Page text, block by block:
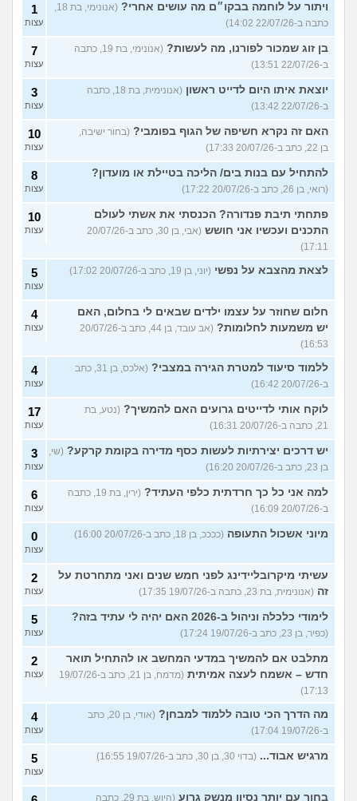
ויתור על לוחמה בבקו״ם מה עושים אחרי?
(אנונימי, בת 18,
כתבה ב-22/07/26 14:02)
1
עצות
בן זוג שמכור לפורנו, מה לעשות?
(אנונימי, בת 19, כתבה
ב-22/07/26 13:51)
7
עצות
יוצאת איתו היום לדייט ראשון
(אנונימית, בת 18, כתבה
ב-22/07/26 13:42)
3
עצות
האם זה נקרא חשיפה של הגוף בפומבי? (בחור ישיבה,
בן 22, כתב ב-20/07/26 17:33)
10
עצות
להתחיל עם בנות בים/ הליכה בטיילת או מועדון?
(רואי, בן 26, כתב ב-20/07/26 17:22)
8
עצות
פתחתי תיבת פנדורה? הכנסתי את אשתי לעולם
התכנים ועכשיו אני חושש
(אבי, בן 30, כתב ב-20/07/26
17:11)
10
עצות
לצאת מהצבא על נפשי (יוני, בן 19, כתב ב-20/07/26 17:02) 5
עצות
חלום שחוזר על עצמו ילדים שבאים לי בחלום, האם
יש משמעות לחלומות?
(אב עובד, בן 44, כתב ב-20/07/26
16:53)
4
עצות
ללמוד סיעוד למטרת הגירה במצבי?
(אלכס, בן 31, כתב
ב-20/07/26 16:42)
4
עצות
לוקח אותי לדייטים גרועים האם להמשיך? (נטע, בת
21, כתבה ב-20/07/26 16:31)
17
עצות
יש דרכים יצירתיות לעשות כסף מדירה בקומת קרקע? (שי,
בן 23, כתב ב-20/07/26 16:20)
3
עצות
למה אני כל כך חרדתית כלפי העתיד?
(ירין, בת 19, כתבה
ב-20/07/26 16:09)
6
עצות
מיוני אשכול התעופה (ככככ, בן 18, כתב ב-20/07/26 16:00) 0
עצות
עשיתי מיקרובליידינג לפני חמש שנים ואני מתחרטת על
זה (אנונימית, בת 23, כתבה ב-19/07/26 17:35)
2
עצות
לימודי כלכלה וניהול ב-2026 האם יהיה לי עתיד בזה?
(כפיר, בן 23, כתב ב-19/07/26 17:24)
5
עצות
מתלבט אם להמשיך במדעי המחשב או להתחיל תואר
חדש – אשמח לעצה אמיתית
(מדמח, בן 21, כתב ב-19/07/26
17:13)
2
עצות
מה הדרך הכי טובה ללמוד למבחן?
(אודי, בן 20, כתב
ב-19/07/26 17:04)
4
עצות
מרגיש אבוד... (בדוי 30, בן 30, כתב ב-19/07/26 16:55) 5
עצות
בחור עם יותר נסיון מנשק גרוע
(היוש, בת 29, כתבה